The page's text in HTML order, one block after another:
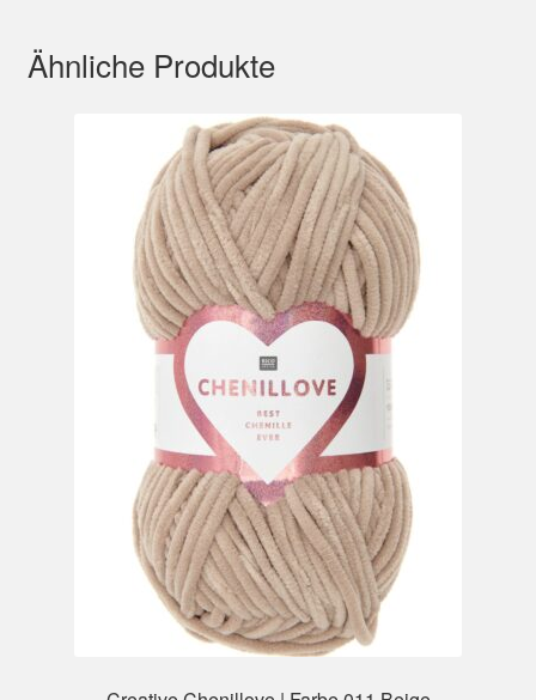
Ähnliche Produkte